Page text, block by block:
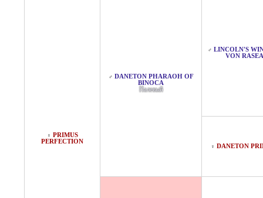
♀ PRIMUS
PERFECTION
♂ DANETON PHARAOH OF
BINOCA
Палевый
♂ LINCOLN'S
VON
♀ DANETON